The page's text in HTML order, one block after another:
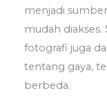
menjadi
mudah
fotografi juga
tentang gaya,
berbeda.